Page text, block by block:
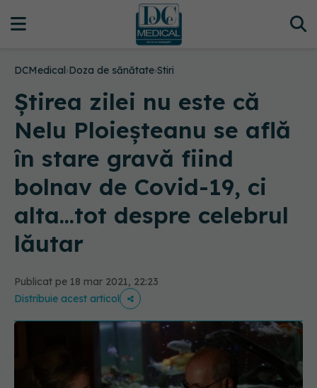
DCMedical›Doza de sănătate›Stiri
Știrea zilei nu este că
Nelu Ploieșteanu se află
în stare gravă fiind
bolnav de Covid-19, ci
alta...tot despre celebrul
lăutar
Publicat pe 18 mar 2021, 22:23
Distribuie acest articol